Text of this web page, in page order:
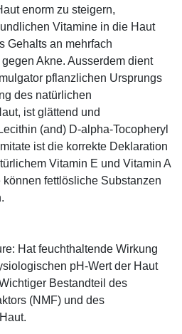
enorm zu steigern,
Vitamine in die Haut
Gehalts an mehrfach
Akne. Ausserdem dient
pflanzlichen Ursprungs
des natürlichen
ist glättend und
(and) D-alpha-Tocopheryl
ist die korrekte Deklaration
Vitamin E und Vitamin A
fettlösliche Substanzen
Hat feuchthaltende Wirkung
pH-Wert der Haut
Bestandteil des
(NMF) und des